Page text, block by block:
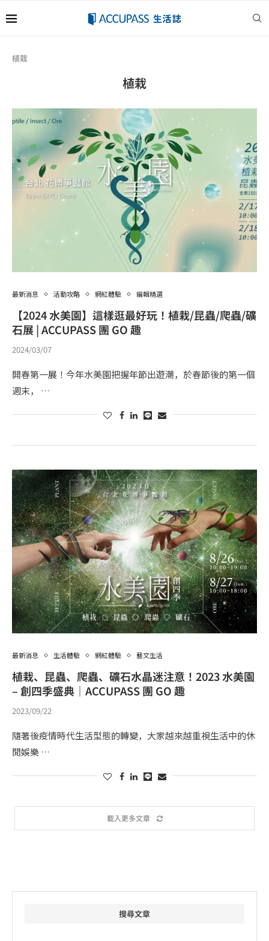
植栽
植栽
最新消息 活動攻略 網紅體驗 編輯精選
【2024 水美園】這樣逛最好玩！植栽/昆蟲/爬蟲/礦
石展 | ACCUPASS 團 GO 趣
2024/03/07
開春第一展！今年水美園把握年節出遊潮，於春節後的第一個
週末， …
最新消息 生活體驗 網紅體驗 藝文生活
植栽、昆蟲、爬蟲、礦石水晶迷注意！2023 水美園
– 創四季盛典｜ACCUPASS 團 GO 趣
2023/09/22
隨著後疫情時代生活型態的轉變，大家越來越重視生活中的休
閒娛樂 …
載入更多文章
搜尋文章